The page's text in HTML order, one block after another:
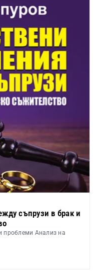
съпрузи в брак и
проблеми Анализ на